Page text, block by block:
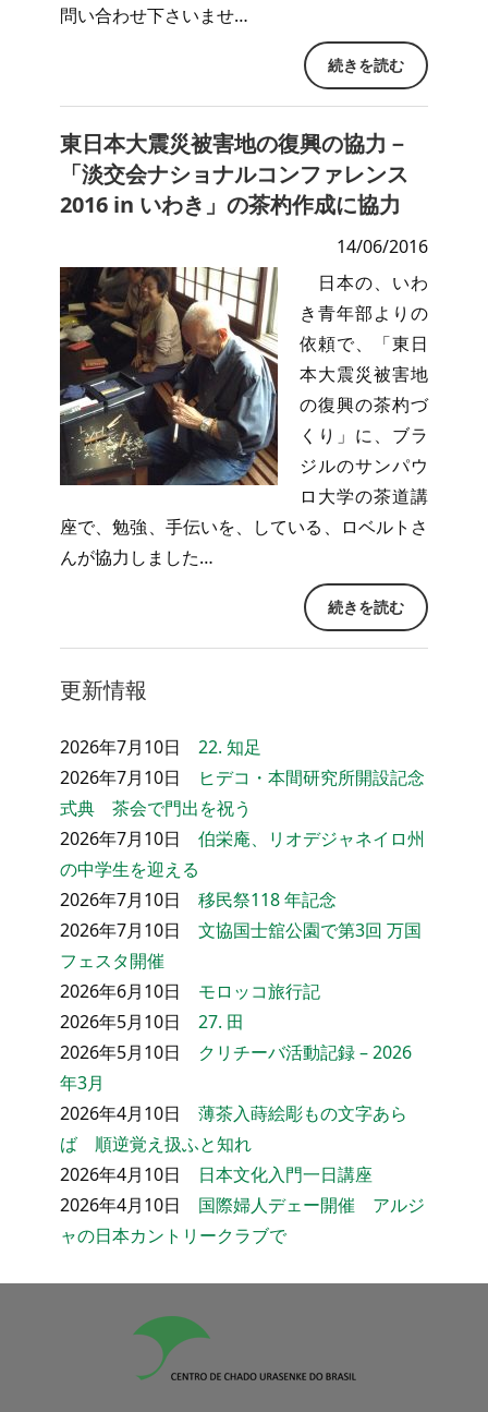
問い合わせ下さいませ…
続きを読む
東日本大震災被害地の復興の協力－
「淡交会ナショナルコンファレンス
2016 in いわき」の茶杓作成に協力
14/06/2016
日本の、いわ
き青年部よりの
依頼で、「東日
本大震災被害地
の復興の茶杓づ
くり」に、ブラ
ジルのサンパウ
ロ大学の茶道講
座で、勉強、手伝いを、している、ロベルトさ
んが協力しました…
続きを読む
更新情報
2026年7月10日 22. 知足
2026年7月10日
ヒデコ・本間研究所開設記念
式典 茶会で門出を祝う
2026年7月10日 伯栄庵、リオデジャネイロ州
の中学生を迎える
2026年7月10日 移民祭118 年記念
2026年7月10日 文協国士舘公園で第3回 万国
フェスタ開催
2026年6月10日 モロッコ旅行記
2026年5月10日 27. 田
2026年5月10日 クリチーバ活動記録 – 2026
年3月
2026年4月10日 薄茶入蒔絵彫もの文字あら
ば 順逆覚え扱ふと知れ
2026年4月10日 日本文化入門一日講座
2026年4月10日 国際婦人デェー開催 アルジ
ャの日本カントリークラブで